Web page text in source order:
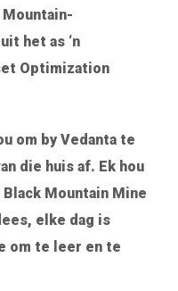
Mountain-
het as ‘n
Optimization
om by Vedanta te
die huis af. Ek hou
Mountain Mine
elke dag is
om te leer en te